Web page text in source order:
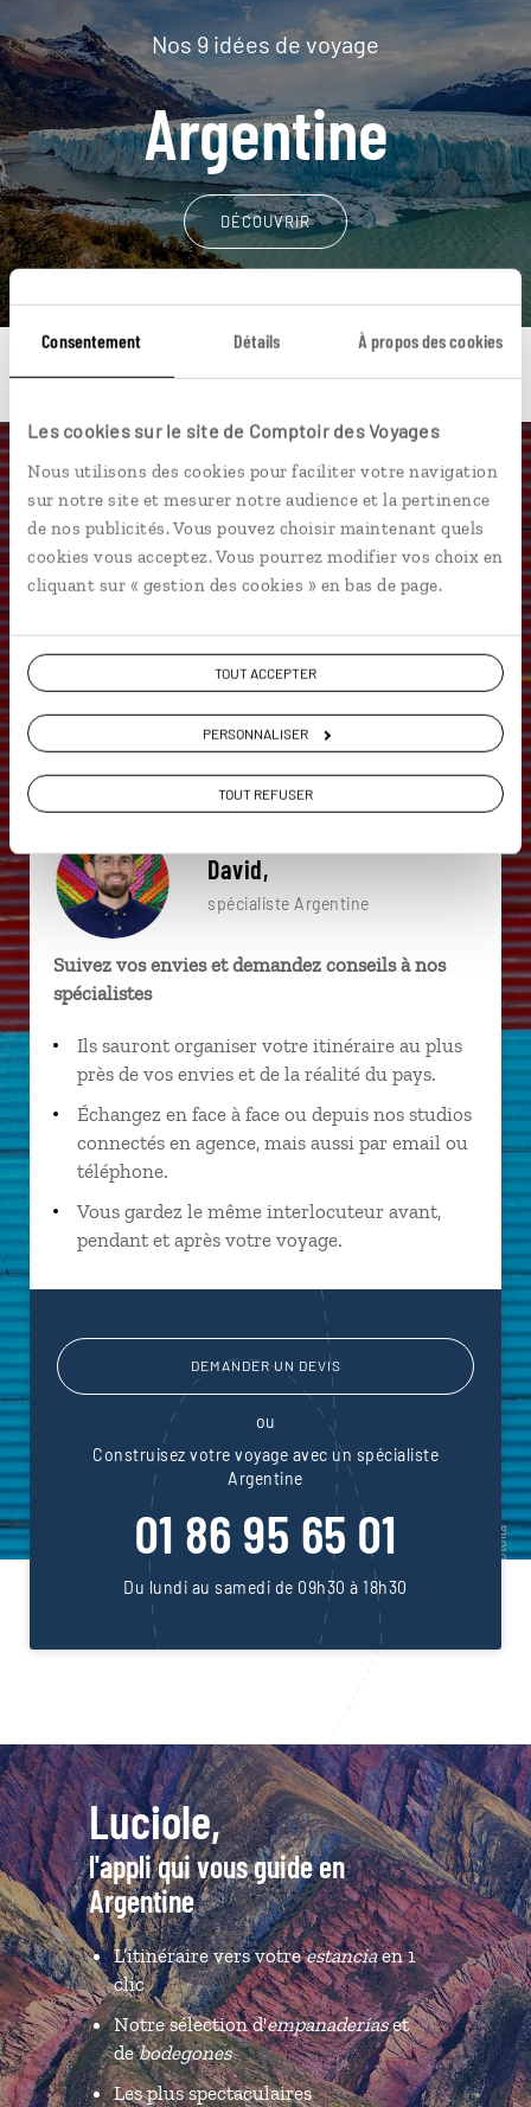
Consentement Détails À propos des cookies
Les cookies sur le site de Comptoir des Voyages
Nous utilisons des cookies pour faciliter votre navigation
sur notre site et mesurer notre audience et la pertinence
de nos publicités. Vous pouvez choisir maintenant quels
cookies vous acceptez. Vous pourrez modifier vos choix en
cliquant sur « gestion des cookies » en bas de page.
TOUT ACCEPTER
PERSONNALISER
TOUT REFUSER
Nos 9 idées de voyage
Argentine
DÉCOUVRIR
Une envie de voyage
particulière ?
Angastaco Cachi Amaicha del Valle
Barrio Lastarria
David,
spécialiste Argentine
Suivez vos envies et demandez conseils à nos
spécialistes
Ils sauront organiser votre itinéraire au plus
près de vos envies et de la réalité du pays.
Échangez en face à face ou depuis nos studios
connectés en agence, mais aussi par email ou
téléphone.
Vous gardez le même interlocuteur avant,
pendant et après votre voyage.
DEMANDER UN DEVIS
ou
Construisez votre voyage avec un spécialiste
Argentine
01 86 95 65 01
Du lundi au samedi de 09h30 à 18h30
Luciole,
l'appli qui vous guide en
Argentine
L’itinéraire vers votreestanciaen 1
clic
Notre sélection d'empanaderíaset
debodegones
Les plus spectaculaires